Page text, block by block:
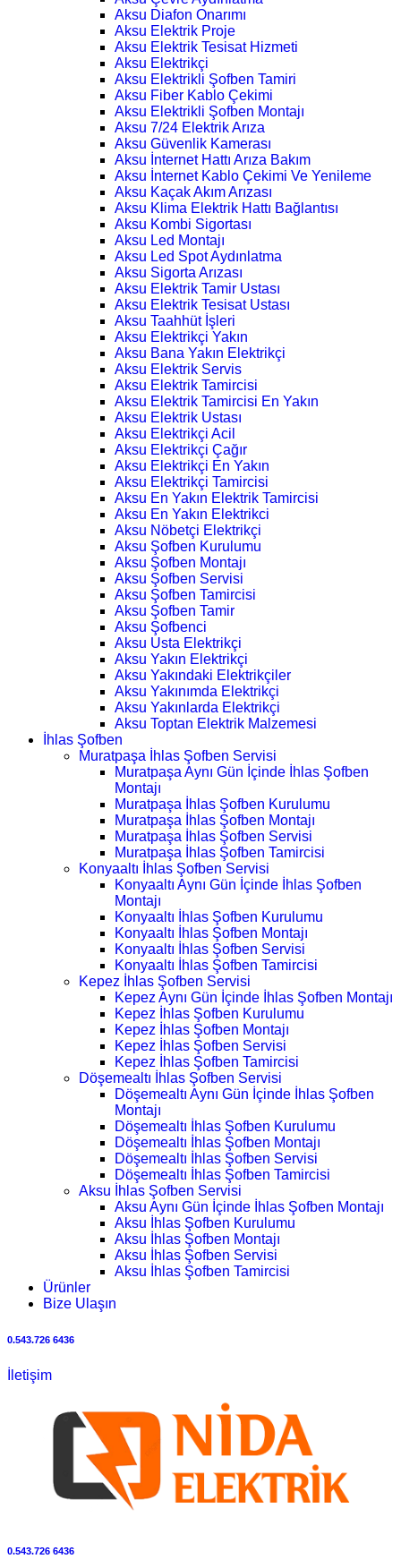
Aksu Diafon Onarımı
Aksu Elektrik Proje
Aksu Elektrik Tesisat Hizmeti
Aksu Elektrikçi
Aksu Elektrikli Şofben Tamiri
Aksu Fiber Kablo Çekimi
Aksu Elektrikli Şofben Montajı
Aksu 7/24 Elektrik Arıza
Aksu Güvenlik Kamerası
Aksu İnternet Hattı Arıza Bakım
Aksu İnternet Kablo Çekimi Ve Yenileme
Aksu Kaçak Akım Arızası
Aksu Klima Elektrik Hattı Bağlantısı
Aksu Kombi Sigortası
Aksu Led Montajı
Aksu Led Spot Aydınlatma
Aksu Sigorta Arızası
Aksu Elektrik Tamir Ustası
Aksu Elektrik Tesisat Ustası
Aksu Taahhüt İşleri
Aksu Elektrikçi Yakın
Aksu Bana Yakın Elektrikçi
Aksu Elektrik Servis
Aksu Elektrik Tamircisi
Aksu Elektrik Tamircisi En Yakın
Aksu Elektrik Ustası
Aksu Elektrikçi Acil
Aksu Elektrikçi Çağır
Aksu Elektrikçi En Yakın
Aksu Elektrikçi Tamircisi
Aksu En Yakın Elektrik Tamircisi
Aksu En Yakın Elektrikci
Aksu Nöbetçi Elektrikçi
Aksu Şofben Kurulumu
Aksu Şofben Montajı
Aksu Şofben Servisi
Aksu Şofben Tamircisi
Aksu Şofben Tamir
Aksu Şofbenci
Aksu Usta Elektrikçi
Aksu Yakın Elektrikçi
Aksu Yakındaki Elektrikçiler
Aksu Yakınımda Elektrikçi
Aksu Yakınlarda Elektrikçi
Aksu Toptan Elektrik Malzemesi
İhlas Şofben
Muratpaşa İhlas Şofben Servisi
Muratpaşa Aynı Gün İçinde İhlas Şofben
Montajı
Muratpaşa İhlas Şofben Kurulumu
Muratpaşa İhlas Şofben Montajı
Muratpaşa İhlas Şofben Servisi
Muratpaşa İhlas Şofben Tamircisi
Konyaaltı İhlas Şofben Servisi
Konyaaltı Aynı Gün İçinde İhlas Şofben
Montajı
Konyaaltı İhlas Şofben Kurulumu
Konyaaltı İhlas Şofben Montajı
Konyaaltı İhlas Şofben Servisi
Konyaaltı İhlas Şofben Tamircisi
Kepez İhlas Şofben Servisi
Kepez Aynı Gün İçinde İhlas Şofben Montajı
Kepez İhlas Şofben Kurulumu
Kepez İhlas Şofben Montajı
Kepez İhlas Şofben Servisi
Kepez İhlas Şofben Tamircisi
Döşemealtı İhlas Şofben Servisi
Döşemealtı Aynı Gün İçinde İhlas Şofben
Montajı
Döşemealtı İhlas Şofben Kurulumu
Döşemealtı İhlas Şofben Montajı
Döşemealtı İhlas Şofben Servisi
Döşemealtı İhlas Şofben Tamircisi
Aksu İhlas Şofben Servisi
Aksu Aynı Gün İçinde İhlas Şofben Montajı
Aksu İhlas Şofben Kurulumu
Aksu İhlas Şofben Montajı
Aksu İhlas Şofben Servisi
Aksu İhlas Şofben Tamircisi
Ürünler
Bize Ulaşın
0.543.726 6436
İletişim
0.543.726 6436